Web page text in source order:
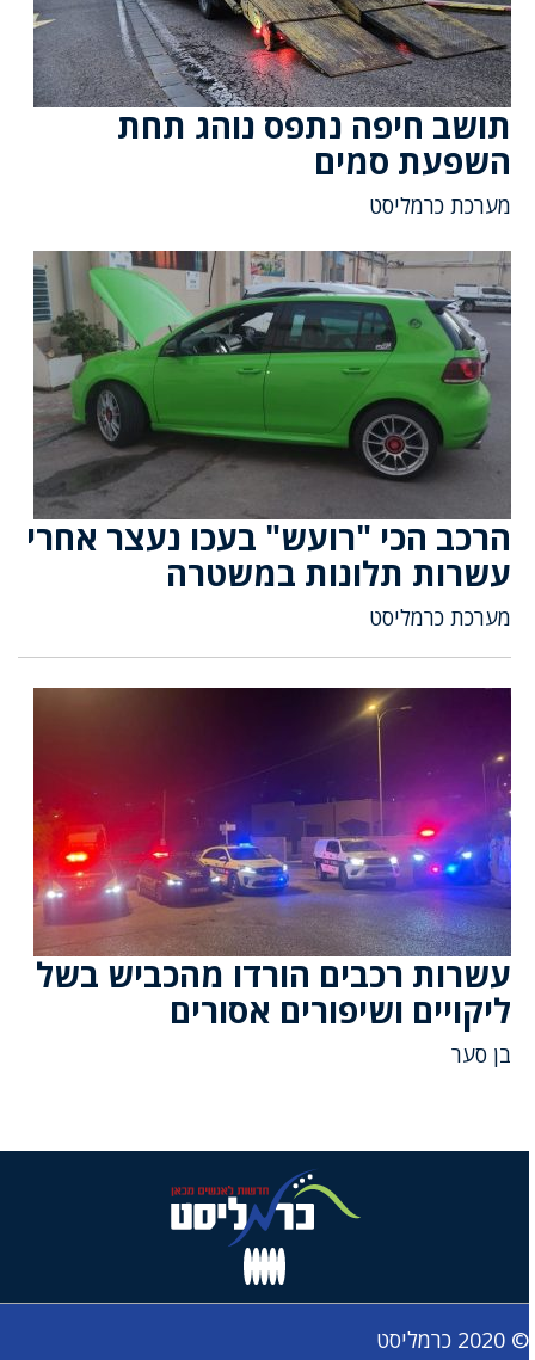
תושב חיפה נתפס נוהג תחת
השפעת סמים
מערכת כרמליסט
הרכב הכי "רועש" בעכו נעצר אחרי
עשרות תלונות במשטרה
מערכת כרמליסט
עשרות רכבים הורדו מהכביש בשל
ליקויים ושיפורים אסורים
בן סער
© 2020 כרמליסט